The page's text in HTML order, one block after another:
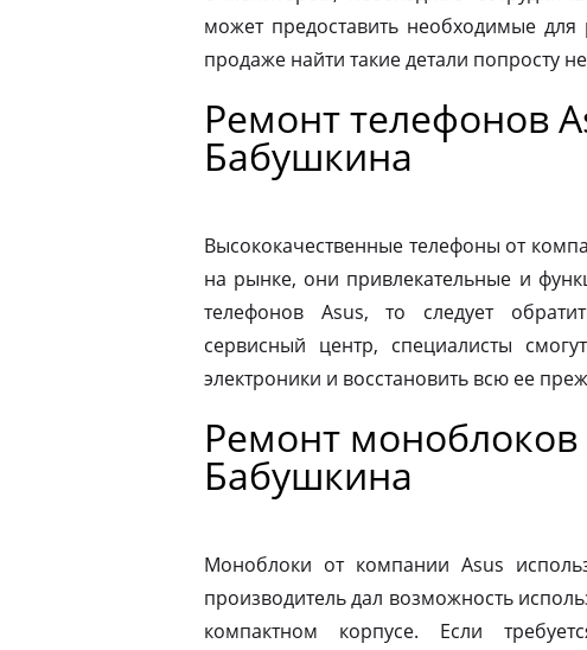
может предоставить необходимые
продаже найти такие детали попросту
Ремонт телефонов
Бабушкина
Высококачественные телефоны от
на рынке, они привлекательные и
телефонов Asus, то следует
сервисный центр, специалисты
электроники и восстановить всю ее
Ремонт
Бабушкина
Моноблоки от компании Asus
производитель дал возможность
компактном корпусе. Если